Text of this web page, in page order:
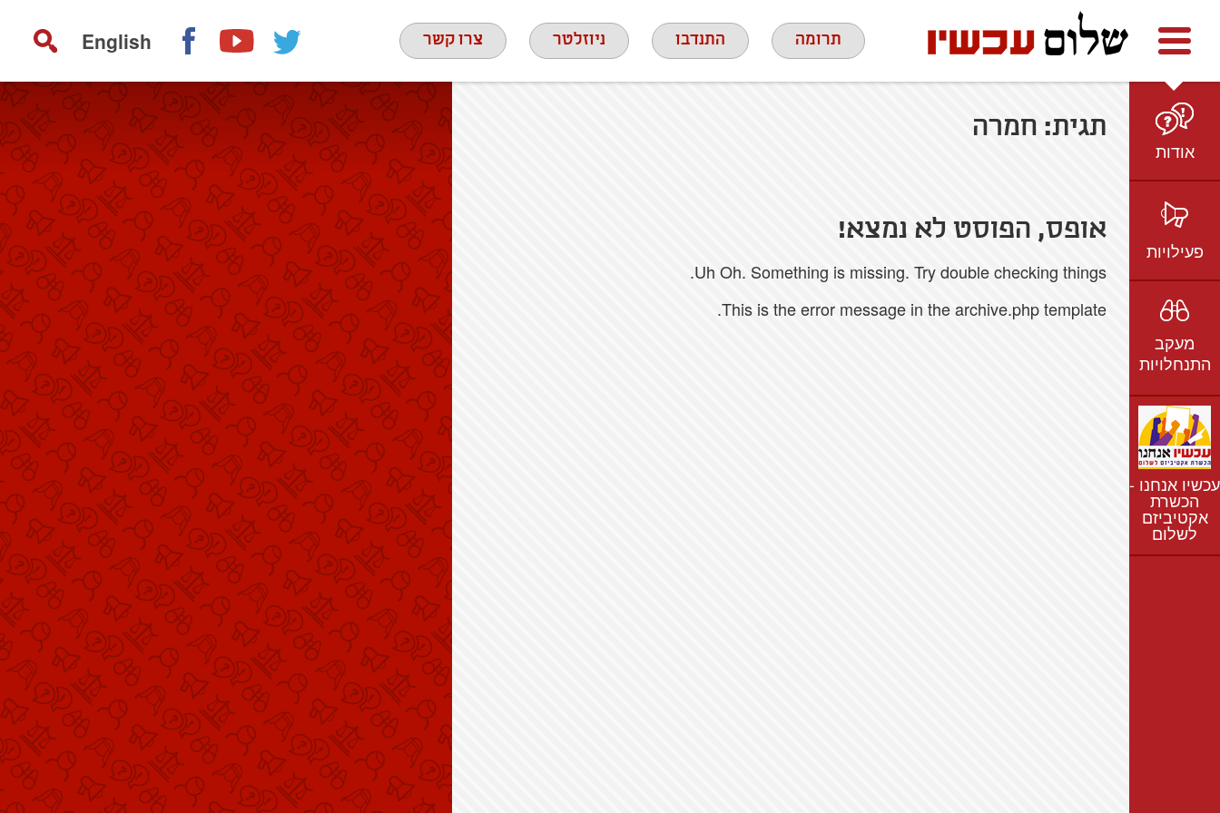
תרומה התנדבו ניוזלטר צרו קשר English Facebookyoutube twitter
אודות
הצוות
חזון ועמדות
אמיל גרינצווייג
שקיפות
פעילויות
ברשת
בתקשורת
וידאו
מעקב
התנחלויות
נתונים
חדשות
נושאים
רשימת התנחלויות
מפת התנחלויות
עכשיו אנחנו -
הכשרת
אקטיביזם
לשלום
תגית: חמרה
אופס, הפוסט לא נמצא!
Uh Oh. Something is missing. Try double checking things.
This is the error message in the archive.php template.